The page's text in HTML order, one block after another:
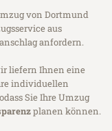
von Dortmund
aus
anfordern.
liefern Ihnen eine
individuellen
Sie Ihre Umzug
planen können.